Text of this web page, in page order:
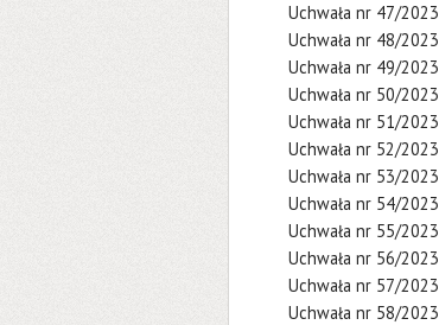
Uchwała nr 47/2023
Uchwała nr 48/2023
Uchwała nr 49/2023
Uchwała nr 50/2023
Uchwała nr 51/2023
Uchwała nr 52/2023
Uchwała nr 53/2023
Uchwała nr 54/2023
Uchwała nr 55/2023
Uchwała nr 56/2023
Uchwała nr 57/2023
Uchwała nr 58/2023